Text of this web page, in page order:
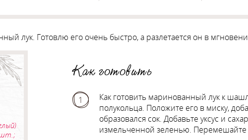
лук. Готовлю его очень быстро, а разлетается он в
Как готовить
1
Как готовить маринованный лук к
полукольца. Положите его в миску,
образовался сок. Добавьте уксус и
измельченной зеленью. Перемешайте